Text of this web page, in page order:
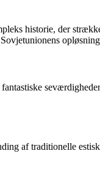
historie, der
af traditionelle